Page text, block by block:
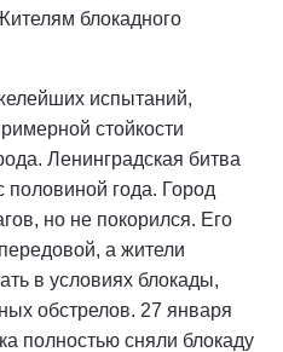
блокадного
испытаний,
стойкости
Ленинградская битва
половиной года. Город
но не покорился. Его
а жители
в условиях блокады,
обстрелов. 27 января
полностью сняли блокаду